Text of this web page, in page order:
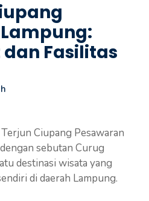
Fasilitas
Ciupang Pesawaran
sebutan Curug
destinasi wisata yang
di daerah Lampung.